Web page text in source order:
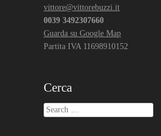
vittore@vittorebuzzi.it
0039 3492307660
Guarda su Google Map
Partita IVA 11698910152
Cerca
Search